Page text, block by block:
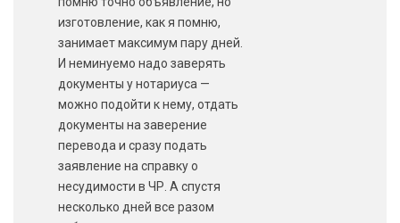
изготовление, как я помню,
занимает максимум пару дней.
И неминуемо надо заверять
документы у нотариуса —
можно подойти к нему, отдать
документы на заверение
перевода и сразу подать
заявление на справку о
несудимости в ЧР. А спустя
несколько дней все разом